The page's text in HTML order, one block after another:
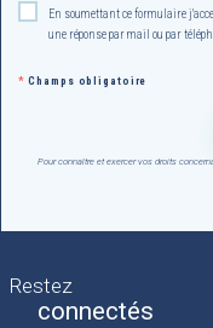
En soumettant ce formulaire
une réponse par mail ou par
* Champs obligatoire
Pour connaître et exercer vos droits
Restez
connectés